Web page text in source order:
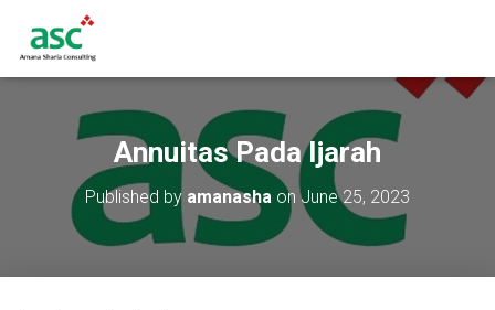
Annuitas Pada Ijarah
Published by amanasha onJune 25, 2023